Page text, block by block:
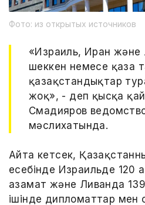
Фото: из открытых источников
«Израиль, Иран және
шеккен немесе қаза
қазақстандықтар
жоқ», - деп қысқа
Смадияров
мәслихатында.
Айта кетсек,
есебінде Израильде 120
азамат және Ливанда
ішінде дипломаттар мен